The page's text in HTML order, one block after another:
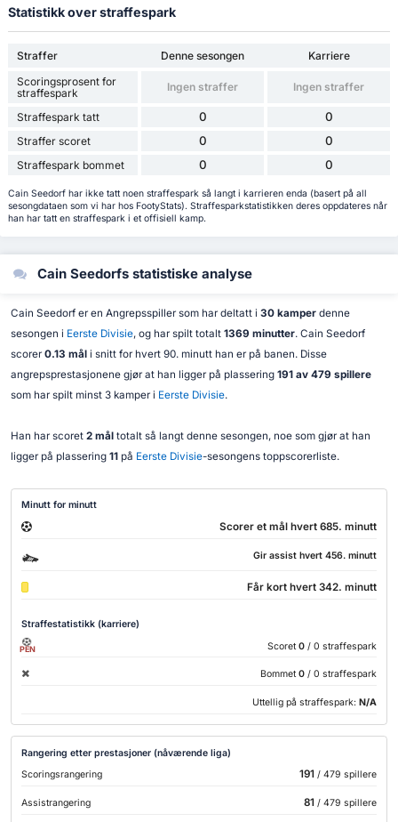
Statistikk over straffespark
Straffer Denne sesongen
Karriere
Scoringsprosent for
straffespark
Ingen straffer Ingen straffer
Straffespark tatt 0 0
Straffer scoret 0 0
Straffespark bommet 0 0
Cain Seedorf har ikke tatt noen straffespark så langt i karrieren enda (basert på all
sesongdataen som vi har hos FootyStats). Straffesparkstatistikken deres oppdateres når
han har tatt en straffespark i et offisiell kamp.
Cain Seedorfs statistiske analyse
Cain Seedorf er en Angrepsspiller som har deltatt i 30 kamperdenne
sesongen i Eerste Divisie, og har spilt totalt 1369 minutter. Cain Seedorf
scorer 0.13 måli snitt for hvert 90. minutt han er på banen. Disse
angrepsprestasjonene gjør at han ligger på plassering 191 av 479 spillere
som har spilt minst 3 kamper i Eerste Divisie.
Han har scoret 2 måltotalt så langt denne sesongen, noe som gjør at han
ligger på plassering 11på Eerste Divisie-sesongens toppscorerliste.
Minutt for minutt
Scorer et mål hvert 685. minutt
Gir assist hvert 456. minutt
Får kort hvert 342. minutt
Straffestatistikk (karriere)
PEN Scoret 0 / 0 straffespark
Bommet 0 / 0 straffespark
Uttellig på straffespark: N/A
Rangering etter prestasjoner (nåværende liga)
Scoringsrangering
191 / 479 spillere
Assistrangering 81 / 479 spillere